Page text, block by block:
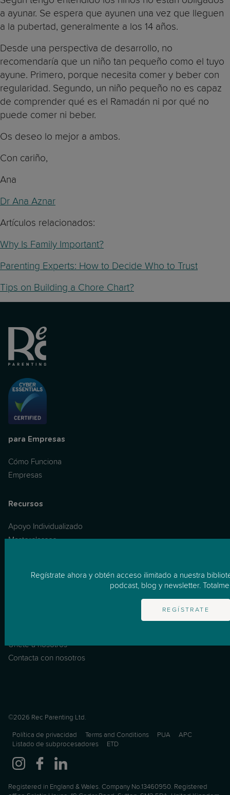
a ayunar. Se espera que ayunen una vez que lleguen
a la pubertad, generalmente a los 14 años.
Desde una perspectiva de desarrollo, no
recomendaría que un niño tan pequeño como el tuyo
ayune. Primero, porque necesita comer y beber con
regularidad. Segundo, un niño pequeño no es capaz
de comprender qué es el Ramadán ni por qué no
puede comer ni beber.
Os deseo lo mejor a ambos.
Con cariño,
Ana
Dr Ana Aznar
Artículos relacionados:
Why Is Family Important?
Parenting Experts: How to Decide Who to Trust
Tips on Building a Chore Chart?
para Empresas
Cómo Funciona
Empresas
Recursos
Apoyo Individualizado
Masterclasses
Únete a nosotros
Contacta con nosotros
©2026 Rec Parenting Ltd.
Política de privacidad Terms and Conditions PUA
APC
Listado de subprocesadores
ETD
Registered in England & Wales. Company No.13460950. Registered
Regístrate ahora y obtén acceso ilimitado a nuestra
podcast, blog y newsletter.
REGÍSTRATE